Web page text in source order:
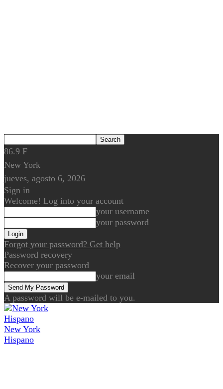
86.9 F
New York
jueves, agosto 6, 2026
Sign in
Welcome! Log into your account
your username
your password
Forgot your password? Get help
Password recovery
Recover your password
your email
A password will be e-mailed to you.
New York
Hispano